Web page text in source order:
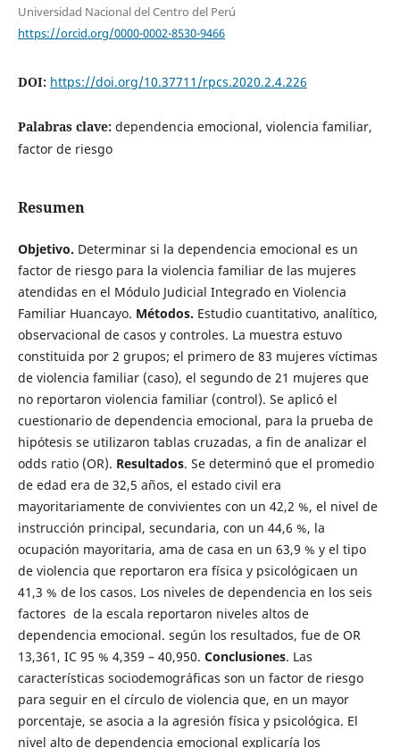
Universidad Nacional del Centro del Perú
https://orcid.org/0000-0002-8530-9466
DOI: https://doi.org/10.37711/rpcs.2020.2.4.226
Palabras clave: dependencia emocional, violencia familiar,
factor de riesgo
Resumen
Objetivo. Determinar si la dependencia emocional es un
factor de riesgo para la violencia familiar de las mujeres
atendidas en el Módulo Judicial Integrado en Violencia
Familiar Huancayo. Métodos. Estudio cuantitativo, analítico,
observacional de casos y controles. La muestra estuvo
constituida por 2 grupos; el primero de 83 mujeres víctimas
de violencia familiar (caso), el segundo de 21 mujeres que
no reportaron violencia familiar (control). Se aplicó el
cuestionario de dependencia emocional, para la prueba de
hipótesis se utilizaron tablas cruzadas, a fin de analizar el
odds ratio (OR). Resultados. Se determinó que el promedio
de edad era de 32,5 años, el estado civil era
mayoritariamente de convivientes con un 42,2 %, el nivel de
instrucción principal, secundaria, con un 44,6 %, la
ocupación mayoritaria, ama de casa en un 63,9 % y el tipo
de violencia que reportaron era física y psicológicaen un
41,3 % de los casos. Los niveles de dependencia en los seis
factores de la escala reportaron niveles altos de
dependencia emocional. según los resultados, fue de OR
13,361, IC 95 % 4,359 – 40,950. Conclusiones. Las
características sociodemográficas son un factor de riesgo
para seguir en el círculo de violencia que, en un mayor
porcentaje, se asocia a la agresión física y psicológica. El
nivel alto de dependencia emocional explicaría los